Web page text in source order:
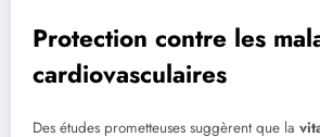
Protection contre les
cardiovasculaires
Des études prometteuses suggèrent que la